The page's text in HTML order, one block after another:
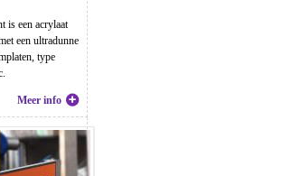
is een acrylaat
een ultradunne
type
Meer info